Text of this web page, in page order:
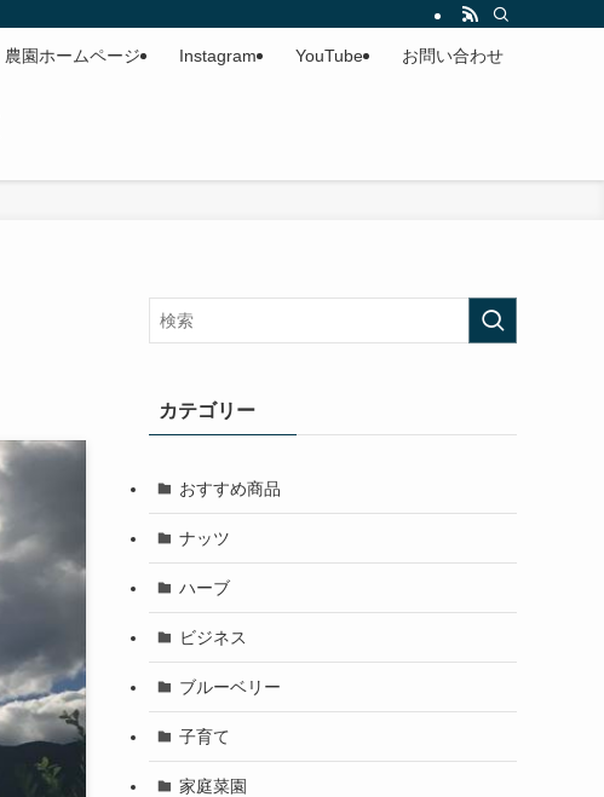
農園ホームページ Instagram YouTube お問い合わせ
カテゴリー
おすすめ商品
ナッツ
ハーブ
ビジネス
ブルーベリー
子育て
家庭菜園